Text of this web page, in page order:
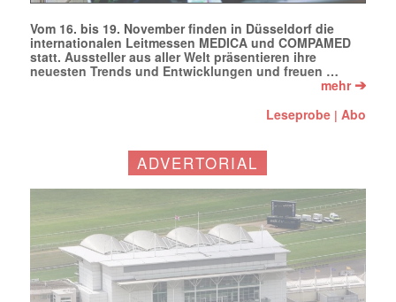
Vom 16. bis 19. November finden in Düsseldorf die
internationalen Leitmessen MEDICA und COMPAMED
statt. Aussteller aus aller Welt präsentieren ihre
neuesten Trends und Entwicklungen und freuen …
mehr➔
Leseprobe |Abo
ADVERTORIAL